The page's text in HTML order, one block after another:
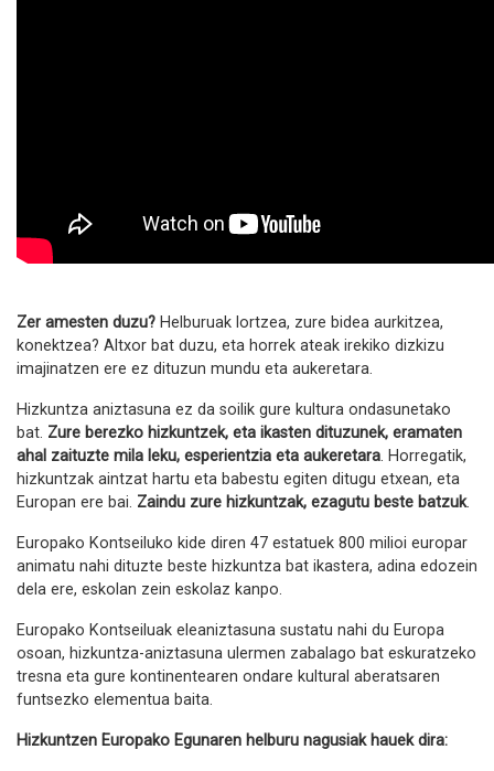
Zer amesten duzu? Helburuak lortzea, zure bidea aurkitzea,
konektzea? Altxor bat duzu, eta horrek ateak irekiko dizkizu
imajinatzen ere ez dituzun mundu eta aukeretara.
Hizkuntza aniztasuna ez da soilik gure kultura ondasunetako
bat. Zure berezko hizkuntzek, eta ikasten dituzunek, eramaten
ahal zaituzte mila leku, esperientzia eta aukeretara. Horregatik,
hizkuntzak aintzat hartu eta babestu egiten ditugu etxean, eta
Europan ere bai. Zaindu zure hizkuntzak, ezagutu beste batzuk.
Europako Kontseiluko kide diren 47 estatuek 800 milioi europar
animatu nahi dituzte beste hizkuntza bat ikastera, adina edozein
dela ere, eskolan zein eskolaz kanpo.
Europako Kontseiluak eleaniztasuna sustatu nahi du Europa
osoan, hizkuntza-aniztasuna ulermen zabalago bat eskuratzeko
tresna eta gure kontinentearen ondare kultural aberatsaren
funtsezko elementua baita.
Hizkuntzen Europako Egunaren helburu nagusiak hauek dira: